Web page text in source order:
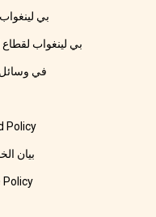
بي لينغواب
بي لينغواب لقطاع
في وسائل
Policy
بيان
Policy